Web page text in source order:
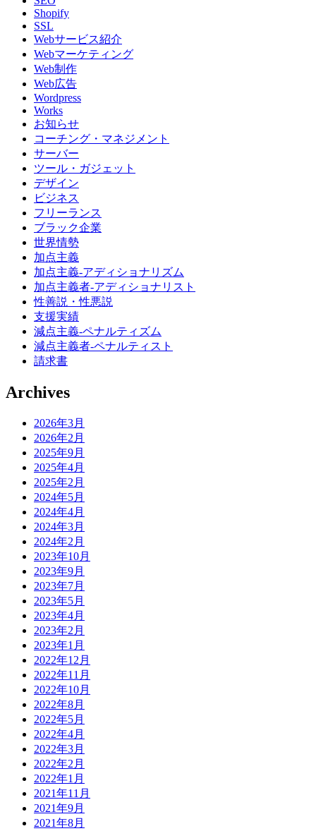
Shopify
SSL
Webサービス紹介
Webマーケティング
Web制作
Web広告
Wordpress
Works
お知らせ
コーチング・マネジメント
サーバー
ツール・ガジェット
デザイン
ビジネス
フリーランス
ブラック企業
世界情勢
加点主義
加点主義-アディショナリズム
加点主義者-アディショナリスト
性善説・性悪説
支援実績
減点主義-ペナルティズム
減点主義者-ペナルティスト
請求書
Archives
2026年3月
2026年2月
2025年9月
2025年4月
2025年2月
2024年5月
2024年4月
2024年3月
2024年2月
2023年10月
2023年9月
2023年7月
2023年5月
2023年4月
2023年2月
2023年1月
2022年12月
2022年11月
2022年10月
2022年8月
2022年5月
2022年4月
2022年3月
2022年2月
2022年1月
2021年11月
2021年9月
2021年8月